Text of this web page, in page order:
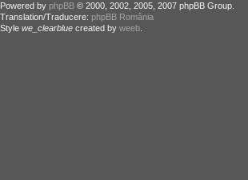
Powered by phpBB © 2000, 2002, 2005, 2007 phpBB Group.
Translation/Traducere: phpBB România
Style we_clearblue created by weeb